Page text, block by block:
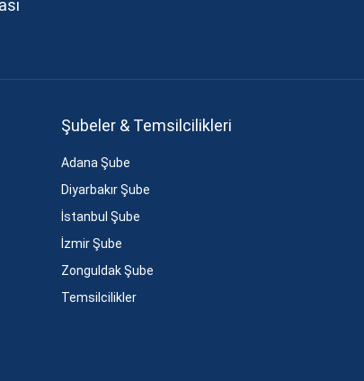
Şubeler & Temsilcilikleri
Adana Şube
Diyarbakır Şube
İstanbul Şube
İzmir Şube
Zonguldak Şube
Temsilcilikler